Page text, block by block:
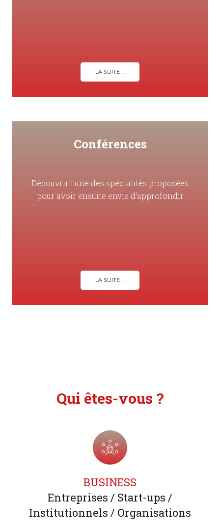
LA SUITE …
Conférences
Découvrir l'une des spécialités proposées
pour avoir ensuite envie d'approfondir
LA SUITE …
Qui êtes-vous ?
BUSINESS
Entreprises / Start-ups /
Institutionnels / Organisations